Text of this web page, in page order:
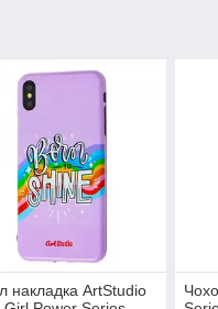
накладка ArtStudio